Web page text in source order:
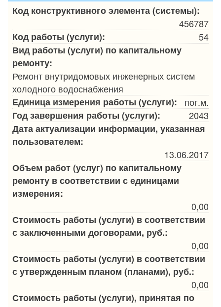
Код конструктивного элемента (системы):
456787
Код работы (услуги):
54
Вид работы (услуги) по капитальному
ремонту:
Ремонт внутридомовых инженерных систем
холодного водоснабжения
Единица измерения работы (услуги):
пог.м.
Год завершения работы (услуги):
2043
Дата актуализации информации, указанная
пользователем:
13.06.2017
Объем работ (услуг) по капитальному
ремонту в соответствии с единицами
измерения:
0,00
Стоимость работы (услуги) в соответствии
с заключенными договорами, руб.:
0,00
Стоимость работы (услуги) в соответствии
с утвержденным планом (планами), руб.:
0,00
Стоимость работы (услуги), принятая по